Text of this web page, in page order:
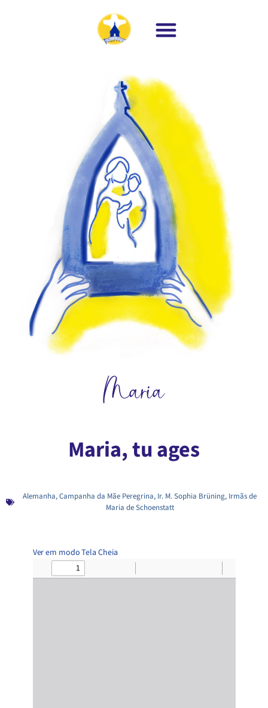
Maria
Maria, tu ages
Alemanha,Campanha da Mãe Peregrina, Ir. M. Sophia Brüning, Irmãs de
Maria de Schoenstatt
Ver em modo Tela Cheia